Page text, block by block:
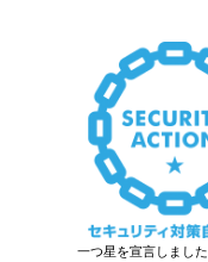
一つ星を宣言しました